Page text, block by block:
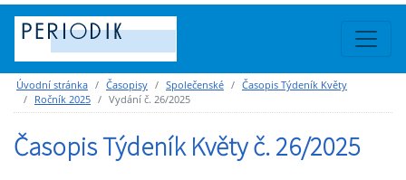
Úvodní stránka Časopisy Společenské
Časopis Týdeník Květy
Ročník 2025
Vydání č. 26/2025
Časopis Týdeník Květy č. 26/2025